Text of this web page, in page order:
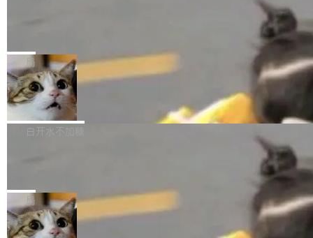
质的最低采样率）的音频格式将被拒绝 修复了 C
SS 圆角虚线样式中可能存在的问题 如果表单中
的图像元素不在同一个子树中，则它们将不再关
联 加...
最强的若干项。对于尚未正式发版的 PG 19，则
通过拉取过去一年内（从 PG 18 Beta1 时间点
至今）的所有 commit，同样交由 AI 分析提炼。
经过人工复核，准确度令人满意。这一方法也为
社区爱好者提供了高效跟踪新版本的思路。
维护工作一直与我的日常工作、家务、社交生活
和休闲娱乐竞争时间。" 这是 libexpat 维护者 S
ebastian Pipping 写在博客里的话。8 月 4 日，
他宣布了一个新消息：从 2026 年 8 月 1 日起，
他可以全职维护 libexpat 了，最长 6 个月。发
库之一。你的操作系统、浏览器、无数的基础设
施软件，很可能都在用它。而过去十年，维护它
的人一直在用业余...
局
Firefox 153.0.3 发布
Firefox 153.0.3 现已发布，具体更新内容如
下： New Smart Window 包含多项增强功能：
gi?id=2019042">Bug&nbsp;2019042</a>）</l
i> <li>现在，助手可以直接使用 Exa 的网络搜索
结果回答问题，而无需将问题转交给搜索引擎。
白开水不加糖
的 npm 包。项目的核心论点是：容器不适合 Ag
ent 计算。真正适合的，是 Isolate。 Cloudflare
工程师在这件事上没什么可谦虚的——他们用 W
局
OpenAI 公开邮件和聊天记录回应苹果